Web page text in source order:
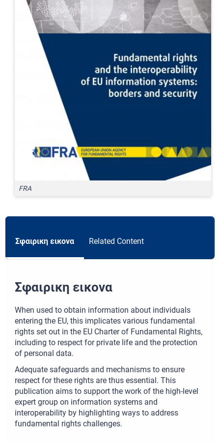
FRA
Σφαιρικη εικονα Related Content
Σφαιρικη εικονα
When used to obtain information about individuals
entering the EU, this implicates various fundamental
rights set out in the EU Charter of Fundamental Rights,
including to respect for private life and the protection
of personal data.
Adequate safeguards and mechanisms to ensure
respect for these rights are thus essential. This
publication aims to support the work of the high-level
expert group on information systems and
interoperability by highlighting ways to address
fundamental rights challenges.